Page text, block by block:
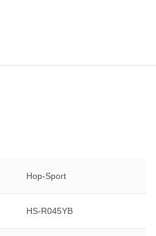
Hop-Sport
HS-R045YB